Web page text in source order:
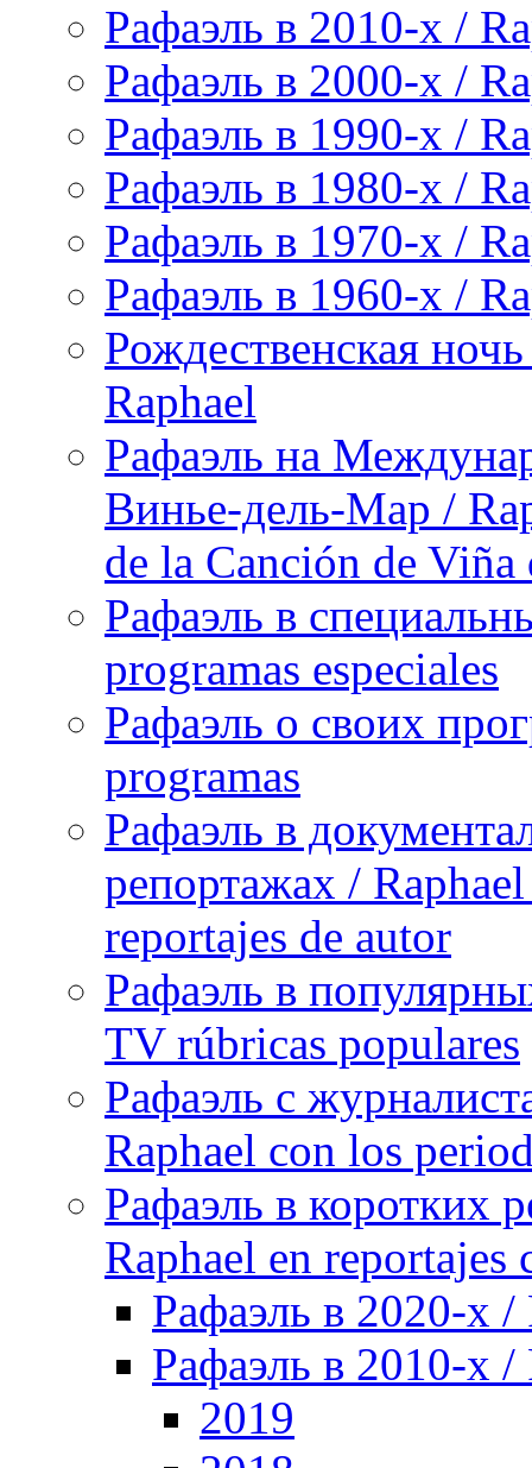
Рафаэль в 2010-х /
Рафаэль в 2000-х /
Рафаэль в 1990-х /
Рафаэль в 1980-х /
Рафаэль в 1970-х /
Рафаэль в 1960-х /
Рождественская
Raphael
Рафаэль на
Винье-дель-Мар /
de la Canción de
Рафаэль в
programas especiales
Рафаэль о своих
programas
Рафаэль в
репортажах /
reportajes de autor
Рафаэль в
TV rúbricas populares
Рафаэль с
Raphael con los
Рафаэль в коротких
Raphael en reportajes
Рафаэль в 2020-х /
Рафаэль в 2010-х /
2019